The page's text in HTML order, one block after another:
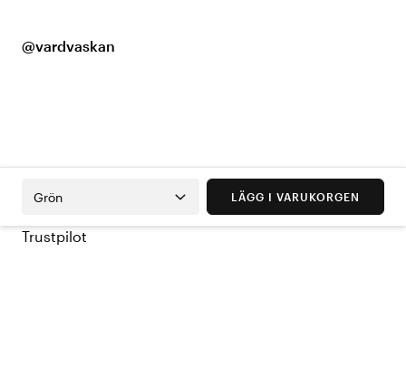
@vardvaskan
Grön LÄGG I VARUKORGEN
Trustpilot